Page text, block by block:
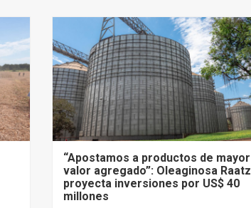
“Apostamos a productos de mayor
valor agregado”: Oleaginosa Raatz
proyecta inversiones por US$ 40
millones